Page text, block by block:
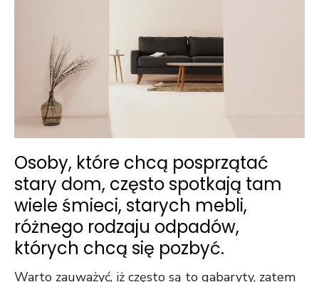
Osoby, które chcą posprzątać
stary dom, często spotkają tam
wiele śmieci, starych mebli,
różnego rodzaju odpadów,
których chcą się pozbyć.
Warto zauważyć, iż często są to gabaryty, zatem